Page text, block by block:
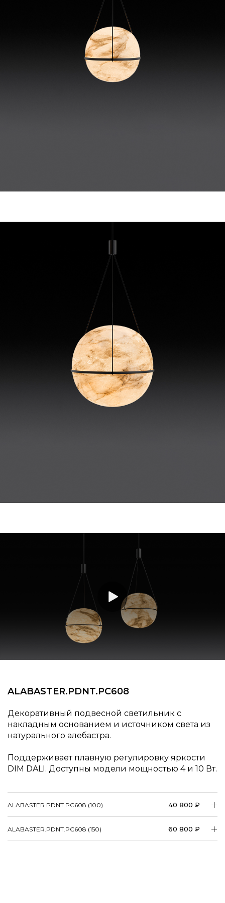
ALABASTER.PDNT.PC608
Декоративный подвесной светильник с
накладным основанием и источником света из
натурального алебастра.
Поддерживает плавную регулировку яркости
DIM DALI. Доступны модели мощностью 4 и 10 Вт.
ALABASTER.PDNT.PC608 (100) 40 800 ₽
ALABASTER.PDNT.PC608 (150) 60 800 ₽